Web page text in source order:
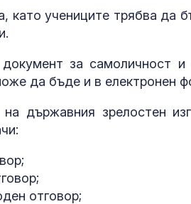
като учениците трябва да
за самоличност
да бъде и в електронен
държавния зрелостен
отговор;